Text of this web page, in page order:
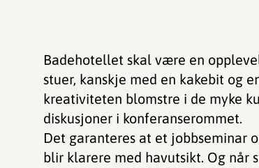
Badehotellet skal være en
stuer, kanskje med en kakebit og
kreativiteten blomstre i de myke
diskusjoner i konferanserommet.
Det garanteres at et jobbseminar
blir klarere med havutsikt. Og når